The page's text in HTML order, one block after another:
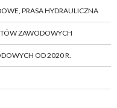
PRASA HYDRAULICZNA
ZAWODOWYCH
OD 2020 R.